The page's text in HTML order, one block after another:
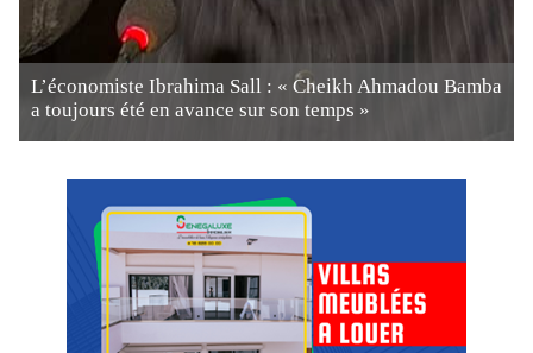
L’économiste Ibrahima Sall : « Cheikh Ahmadou Bamba
a toujours été en avance sur son temps »